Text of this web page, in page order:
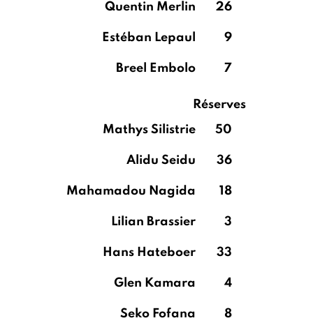
Quentin Merlin 26
Estéban Lepaul 9
Breel Embolo 7
Réserves
Mathys Silistrie
50
Alidu Seidu 36
Mahamadou Nagida 18
Lilian Brassier 3
Hans Hateboer 33
Glen Kamara 4
Seko Fofana 8